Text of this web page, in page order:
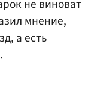
не виноват
мнение,
а есть